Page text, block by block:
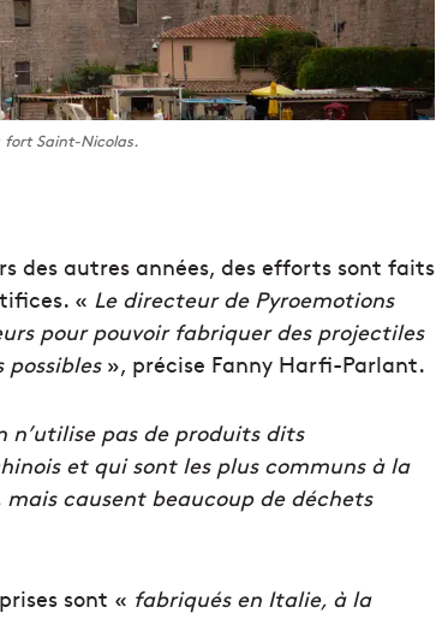
fort Saint-Nicolas.
des autres années, des efforts sont faits
« Le directeur de Pyroemotions
pour pouvoir fabriquer des projectiles
», précise Fanny Harfi-Parlant.
n’utilise pas de produits dits
et qui sont les plus communs à la
causent beaucoup de déchets
sont « fabriqués en Italie, à la